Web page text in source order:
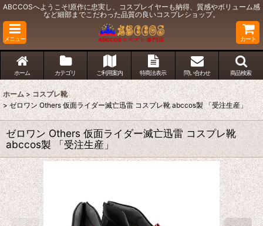
ABCCOSへようこそ!原作に忠実し、コスプレイヤーも納得、質感やボリューム感
など細部までこだわった品質の良いコスプレショップ。
メニュー カート
ホーム カテゴリ ご利用案内 特商法表示 問い合わせ 商品検索
ホーム > コスプレ靴
> ゼロワン Others 仮面ライダー滅亡迅雷 コスプレ靴 abccos製 「受注生産」
ゼロワン Others 仮面ライダー滅亡迅雷 コスプレ靴
abccos製 「受注生産」